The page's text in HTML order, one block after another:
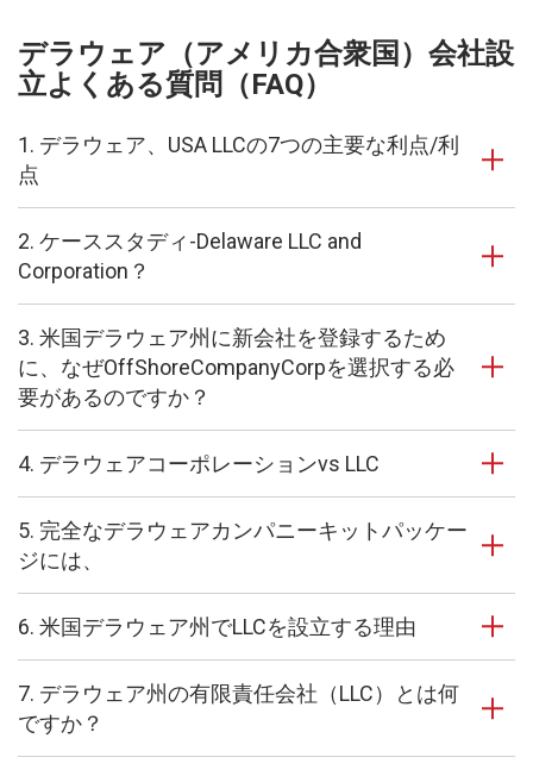
デラウェア（アメリカ合衆国）会社設
立よくある質問（FAQ）
1. デラウェア、USA LLCの7つの主要な利点/利
点
2. ケーススタディ-Delaware LLC and
Corporation？
3. 米国デラウェア州に新会社を登録するため
に、なぜOffShoreCompanyCorpを選択する必
要があるのですか？
4. デラウェアコーポレーションvs LLC
5. 完全なデラウェアカンパニーキットパッケー
ジには、
6. 米国デラウェア州でLLCを設立する理由
7. デラウェア州の有限責任会社（LLC）とは何
ですか？